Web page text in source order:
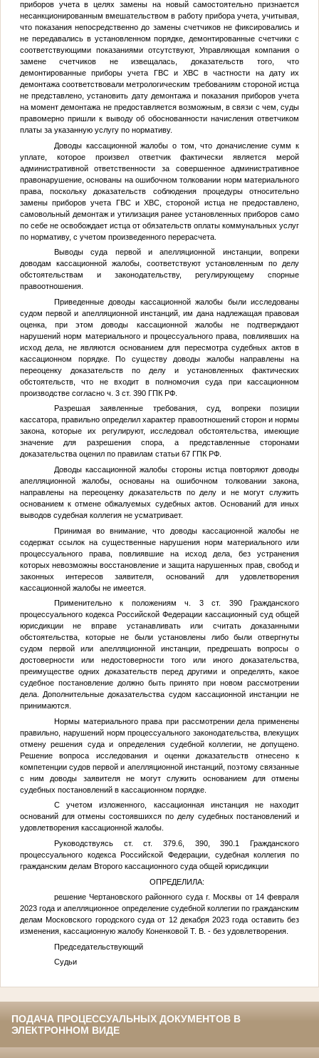
приборов учета в целях замены на новый самостоятельно признается
несанкционированным вмешательством в работу прибора учета, учитывая,
что показания непосредственно до замены счетчиков не фиксировались и
не передавались в установленном порядке, демонтированные счетчики с
соответствующими показаниями отсутствуют, Управляющая компания о
замене счетчиков не извещалась, доказательств того, что
демонтированные приборы учета ГВС и ХВС в частности на дату их
демонтажа соответствовали метрологическим требованиям стороной истца
не представлено, установить дату демонтажа и показания приборов учета
на момент демонтажа не предоставляется возможным, в связи с чем, суды
правомерно пришли к выводу об обоснованности начисления ответчиком
платы за указанную услугу по нормативу.
Доводы кассационной жалобы о том, что доначисление сумм к
уплате, которое произвел ответчик фактически является мерой
административной ответственности за совершенное административное
правонарушение, основаны на ошибочном толковании норм материального
права, поскольку доказательств соблюдения процедуры относительно
замены приборов учета ГВС и ХВС, стороной истца не предоставлено,
самовольный демонтаж и утилизация ранее установленных приборов само
по себе не освобождает истца от обязательств оплаты коммунальных услуг
по нормативу, с учетом произведенного перерасчета.
Выводы суда первой и апелляционной инстанции, вопреки
доводам кассационной жалобы, соответствуют установленным по делу
обстоятельствам и законодательству, регулирующему спорные
правоотношения.
Приведенные доводы кассационной жалобы были исследованы
судом первой и апелляционной инстанций, им дана надлежащая правовая
оценка, при этом доводы кассационной жалобы не подтверждают
нарушений норм материального и процессуального права, повлиявших на
исход дела, не являются основанием для пересмотра судебных актов в
кассационном порядке. По существу доводы жалобы направлены на
переоценку доказательств по делу и установленных фактических
обстоятельств, что не входит в полномочия суда при кассационном
производстве согласно ч. 3 ст. 390 ГПК РФ.
Разрешая заявленные требования, суд, вопреки позиции
кассатора, правильно определил характер правоотношений сторон и нормы
закона, которые их регулируют, исследовал обстоятельства, имеющие
значение для разрешения спора, а представленные сторонами
доказательства оценил по правилам статьи 67 ГПК РФ.
Доводы кассационной жалобы стороны истца повторяют доводы
апелляционной жалобы, основаны на ошибочном толковании закона,
направлены на переоценку доказательств по делу и не могут служить
основанием к отмене обжалуемых судебных актов. Оснований для иных
выводов судебная коллегия не усматривает.
Принимая во внимание, что доводы кассационной жалобы не
содержат ссылок на существенные нарушения норм материального или
процессуального права, повлиявшие на исход дела, без устранения
которых невозможны восстановление и защита нарушенных прав, свобод и
законных интересов заявителя, оснований для удовлетворения
кассационной жалобы не имеется.
Применительно к положениям ч. 3 ст. 390 Гражданского
процессуального кодекса Российской Федерации кассационный суд общей
юрисдикции не вправе устанавливать или считать доказанными
обстоятельства, которые не были установлены либо были отвергнуты
судом первой или апелляционной инстанции, предрешать вопросы о
достоверности или недостоверности того или иного доказательства,
преимуществе одних доказательств перед другими и определять, какое
судебное постановление должно быть принято при новом рассмотрении
дела. Дополнительные доказательства судом кассационной инстанции не
принимаются.
Нормы материального права при рассмотрении дела применены
правильно, нарушений норм процессуального законодательства, влекущих
отмену решения суда и определения судебной коллегии, не допущено.
Решение вопроса исследования и оценки доказательств отнесено к
компетенции судов первой и апелляционной инстанций, поэтому связанные
с ним доводы заявителя не могут служить основанием для отмены
судебных постановлений в кассационном порядке.
С учетом изложенного, кассационная инстанция не находит
оснований для отмены состоявшихся по делу судебных постановлений и
удовлетворения кассационной жалобы.
Руководствуясь ст. ст. 379.6, 390, 390.1 Гражданского
процессуального кодекса Российской Федерации, судебная коллегия по
гражданским делам Второго кассационного суда общей юрисдикции
ОПРЕДЕЛИЛА:
решение Чертановского районного суда г. Москвы от 14 февраля
2023 года и апелляционное определение судебной коллегии по гражданским
делам Московского городского суда от 12 декабря 2023 года оставить без
изменения, кассационную жалобу Коненковой Т. В. - без удовлетворения.
Председательствующий
Судьи
ПОДАЧА ПРОЦЕССУАЛЬНЫХ ДОКУМЕНТОВ В
ЭЛЕКТРОННОМ ВИДЕ